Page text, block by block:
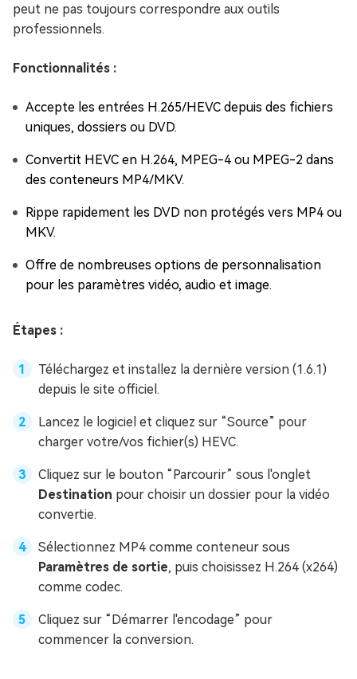
peut ne pas toujours correspondre aux outils
professionnels.
Fonctionnalités :
Accepte les entrées H.265/HEVC depuis des fichiers
uniques, dossiers ou DVD.
Convertit HEVC en H.264, MPEG-4 ou MPEG-2 dans
des conteneurs MP4/MKV.
Rippe rapidement les DVD non protégés vers MP4 ou
MKV.
Offre de nombreuses options de personnalisation
pour les paramètres vidéo, audio et image.
Étapes :
Téléchargez et installez la dernière version (1.6.1)
depuis le site officiel.
Lancez le logiciel et cliquez sur “Source” pour
charger votre/vos fichier(s) HEVC.
Cliquez sur le bouton “Parcourir” sous l'onglet
Destination pour choisir un dossier pour la vidéo
convertie.
Sélectionnez MP4 comme conteneur sous
Paramètres de sortie, puis choisissez H.264 (x264)
comme codec.
Cliquez sur “Démarrer l'encodage” pour
commencer la conversion.